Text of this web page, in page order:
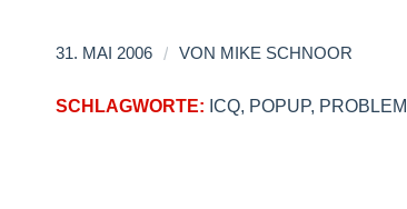
31. MAI 2006 / VON MIKE SCHNOOR
SCHLAGWORTE: ICQ, POPUP, PROBLEM